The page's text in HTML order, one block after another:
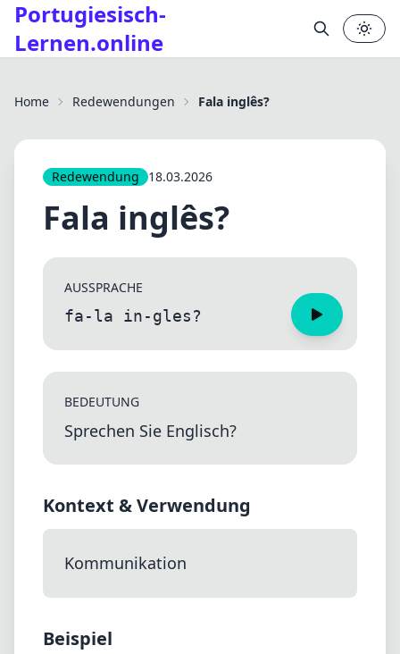
Portugiesisch-
Lernen.online
Home Redewendungen Fala inglês?
Redewendung 18.03.2026
Fala inglês?
AUSSPRACHE
fa-la in-gles?
BEDEUTUNG
Sprechen Sie Englisch?
Kontext & Verwendung
Kommunikation
Beispiel